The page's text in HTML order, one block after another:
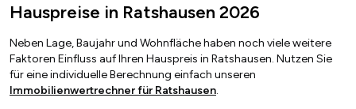
Hauspreise in Ratshausen 2026
Neben Lage, Baujahr und Wohnfläche haben noch viele weitere
Faktoren Einfluss auf Ihren Hauspreis in Ratshausen. Nutzen Sie
für eine individuelle Berechnung einfach unseren
Immobilienwertrechner für Ratshausen.